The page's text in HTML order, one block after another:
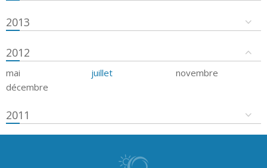
2013
2012
mai juillet
novembre
décembre
2011